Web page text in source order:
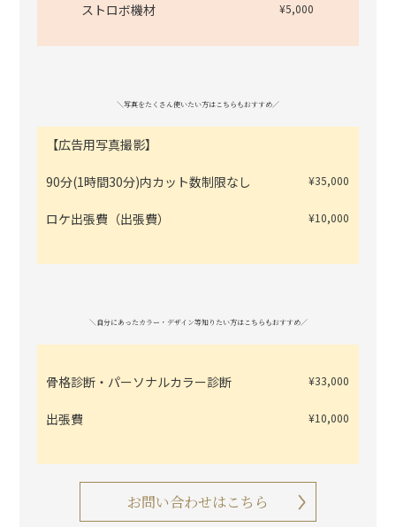
ストロボ機材 ¥5,000
＼写真をたくさん使いたい方はこちらもおすすめ／
【広告用写真撮影】
90分(1時間30分)内カット数制限なし ¥35,000
ロケ出張費（出張費） ¥10,000
＼自分にあったカラー・デザイン等知りたい方はこちらもおすすめ／
骨格診断・パーソナルカラー診断 ¥33,000
出張費 ¥10,000
お問い合わせはこちら